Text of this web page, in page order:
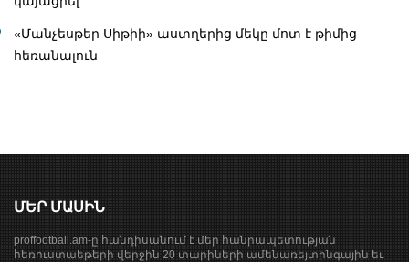
«Մանչեսթեր Սիթիի» աստղերից մեկը մոտ է թիմից
հեռանալուն
ՄԵՐ ՄԱՍԻՆ
proffootball.am-ը հանդիսանում է մեր հանրապետության
հեռուստաեթերի վերջին 20 տարիների ամենառեյտինգային եւ